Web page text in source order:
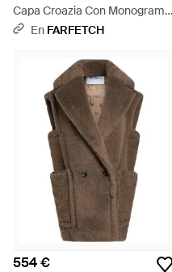
Capa Croazia Con Monograma
- Negro
En FARFETCH
554 €